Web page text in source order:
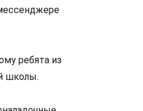
ребята из
школы.